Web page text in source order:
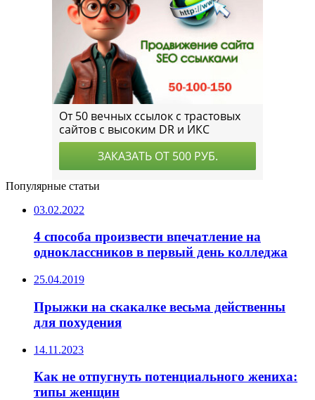
Популярные статьи
03.02.2022
4 способа произвести впечатление на
одноклассников в первый день колледжа
25.04.2019
Прыжки на скакалке весьма действенны
для похудения
14.11.2023
Как не отпугнуть потенциального жениха:
типы женщин